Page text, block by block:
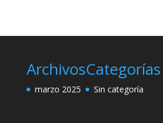
Archivos
marzo 2025
Categorías
Sin categoría